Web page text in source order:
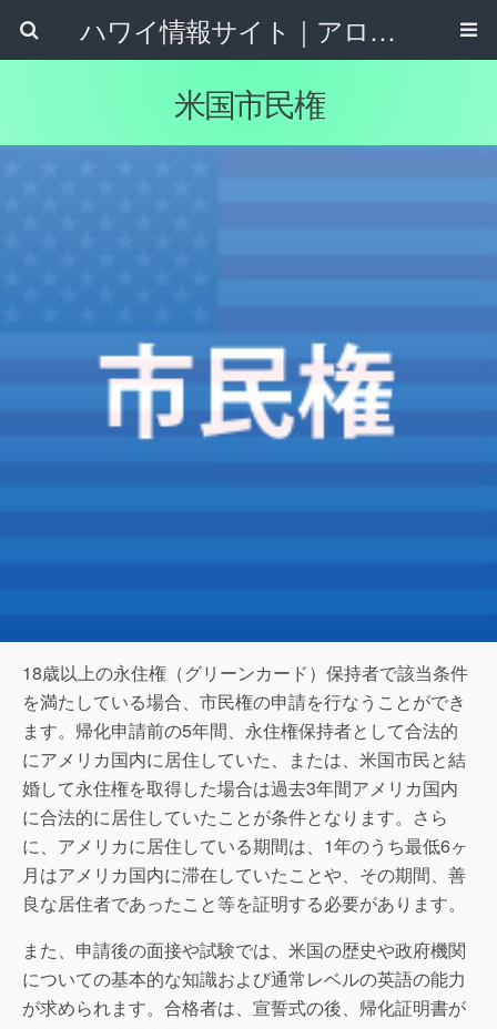
ハワイ情報サイト｜アロハタウンネット
米国市民権
18歳以上の永住権（グリーンカード）保持者で該当条件
を満たしている場合、市民権の申請を行なうことができ
ます。帰化申請前の5年間、永住権保持者として合法的
にアメリカ国内に居住していた、または、米国市民と結
婚して永住権を取得した場合は過去3年間アメリカ国内
に合法的に居住していたことが条件となります。さら
に、アメリカに居住している期間は、1年のうち最低6ヶ
月はアメリカ国内に滞在していたことや、その期間、善
良な居住者であったこと等を証明する必要があります。
また、申請後の面接や試験では、米国の歴史や政府機関
についての基本的な知識および通常レベルの英語の能力
が求められます。合格者は、宣誓式の後、帰化証明書が